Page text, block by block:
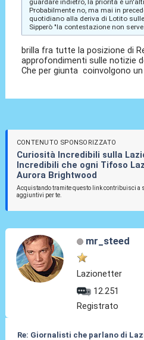
guardare indietro, la priorità è
Probabilmente no, ma mai in
quotidiano alla deriva di Lotito
Sipperò "la contestazione non
brilla fra tutte la posizione di
approfondimenti sulle notizie
Che per giunta coinvolgono
CONTENUTO SPONSORIZZATO
Curiosità Incredibili sulla
Incredibili che ogni Tifoso
Aurora Brightwood
Acquistando tramite questo link contribuisci a
aggiuntivi per te.
mr_steed
Lazionetter
12.251
Registrato
Re: Giornalisti che parlano di